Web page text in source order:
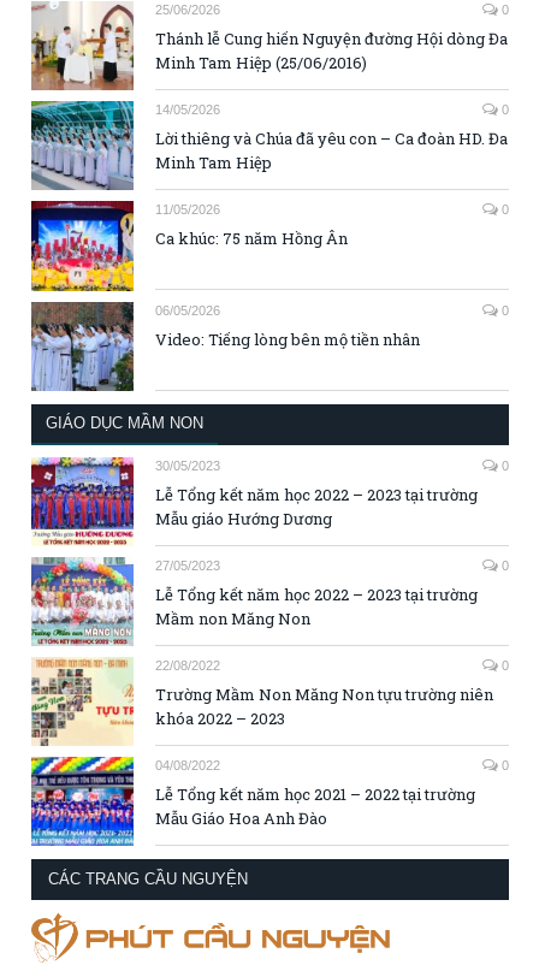
25/06/2026 0
Thánh lễ Cung hiến Nguyện đường Hội dòng Đa
Minh Tam Hiệp (25/06/2016)
14/05/2026 0
Lời thiêng và Chúa đã yêu con – Ca đoàn HD. Đa
Minh Tam Hiệp
11/05/2026 0
Ca khúc: 75 năm Hồng Ân
06/05/2026 0
Video: Tiếng lòng bên mộ tiền nhân
GIÁO DỤC MẦM NON
30/05/2023 0
Lễ Tổng kết năm học 2022 – 2023 tại trường
Mẫu giáo Hướng Dương
27/05/2023 0
Lễ Tổng kết năm học 2022 – 2023 tại trường
Mầm non Măng Non
22/08/2022 0
Trường Mầm Non Măng Non tựu trường niên
khóa 2022 – 2023
04/08/2022 0
Lễ Tổng kết năm học 2021 – 2022 tại trường
Mẫu Giáo Hoa Anh Đào
CÁC TRANG CẦU NGUYỆN